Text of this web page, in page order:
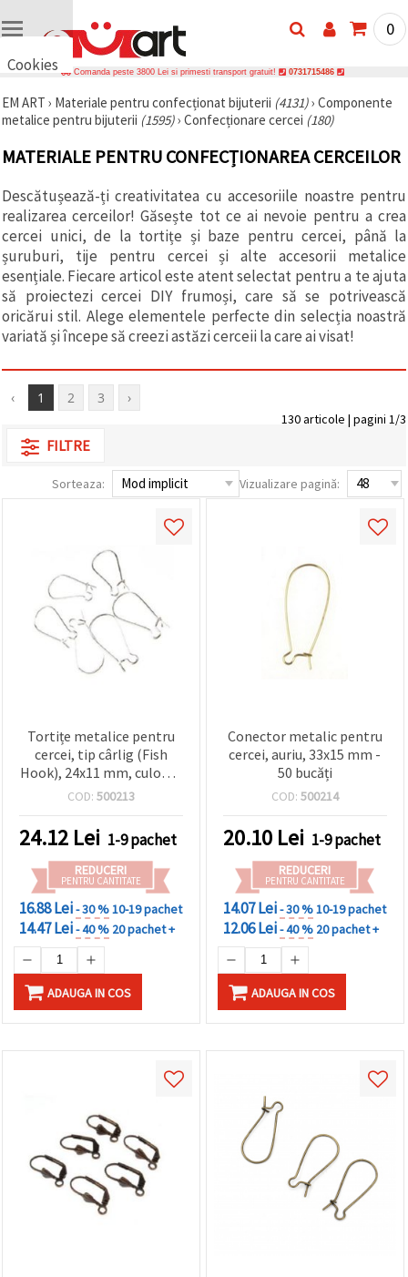
Cookies
vrem să vă
oferim
cookie -uri.
Cu toate
sunt diferite
de cele pe
care le
cunoașteți,
suntem
siguri că
veți avea
cea mai
tare
experiență
aici,
vă de
și re-
vizitele.
acord să
utilizați
selectând
un tip de
cookie -uri
toate!
Setări
0
Comanda peste 3800 Lei si primesti transport gratuit! 0731715486
EM ART › Materiale pentru confecționat bijuterii (4131)› Componente
metalice pentru bijuterii (1595)› Confecționare cercei (180)
MATERIALE PENTRU CONFECȚIONAREA CERCEILOR
Descătușează-ți creativitatea cu accesoriile noastre pentru
realizarea cerceilor! Găsește tot ce ai nevoie pentru a crea
cercei unici, de la tortițe și baze pentru cercei, până la
șuruburi, tije pentru cercei și alte accesorii metalice
esențiale. Fiecare articol este atent selectat pentru a te ajuta
să proiectezi cercei DIY frumoși, care să se potrivească
oricărui stil. Alege elementele perfecte din selecția noastră
variată și începe să creezi astăzi cerceii la care ai visat!
‹ 1 2 3 ›
130 articole | pagini 1/3
FILTRE
Sorteaza: Vizualizare pagină:
Tortițe metalice pentru
cercei, tip cârlig (Fish
Hook), 24x11 mm, culoare
albă - 50 bucăți
COD: 500213
24.12 Lei 1-9 pachet
REDUCERI
PENTRU CANTITATE
16.88 Lei- 30 %10-19 pachet
14.47 Lei- 40 % 20 pachet +
ADAUGA IN COS
Conector metalic pentru
cercei, auriu, 33x15 mm -
50 bucăți
COD: 500214
20.10 Lei 1-9 pachet
REDUCERI
PENTRU CANTITATE
14.07 Lei- 30 %10-19 pachet
12.06 Lei- 40 % 20 pachet +
ADAUGA IN COS